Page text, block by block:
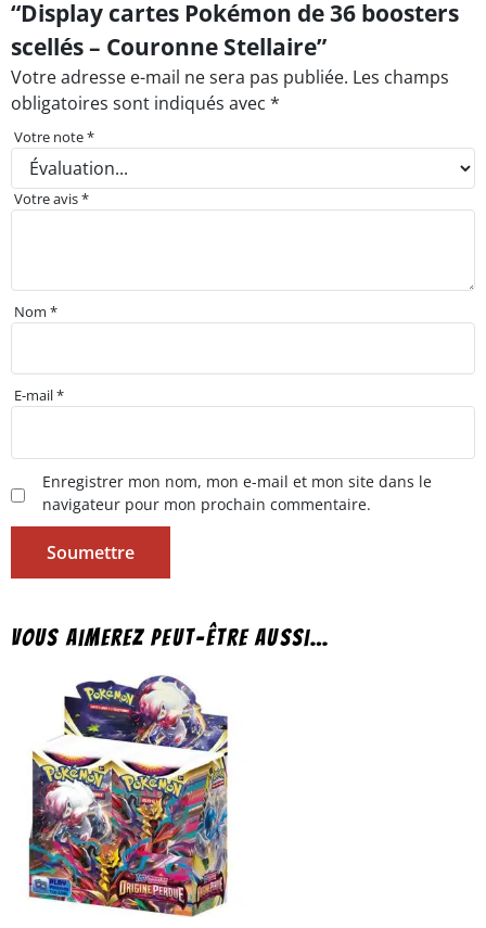
“Display cartes Pokémon de 36 boosters
scellés – Couronne Stellaire”
Votre adresse e-mail ne sera pas publiée. Les champs
obligatoires sont indiqués avec *
Votre note*
Votre avis*
Nom*
E-mail*
Enregistrer mon nom, mon e-mail et mon site dans le
navigateur pour mon prochain commentaire.
Vous aimerez peut-être aussi…